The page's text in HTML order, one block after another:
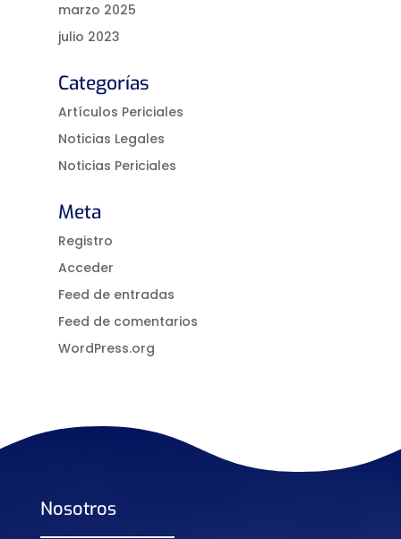
marzo 2025
julio 2023
Categorías
Artículos Periciales
Noticias Legales
Noticias Periciales
Meta
Registro
Acceder
Feed de entradas
Feed de comentarios
WordPress.org
Nosotros